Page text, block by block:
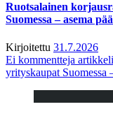
Ruotsalainen
Suomessa – asema
Kirjoitettu 31.7.2026
Ei kommentteja
yrityskaupat Suomessa